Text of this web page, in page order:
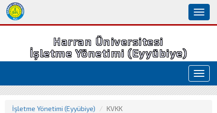
Harran Üniversitesi
İşletme Yönetimi (Eyyübiye)
İşletme Yönetimi (Eyyübiye) KVKK